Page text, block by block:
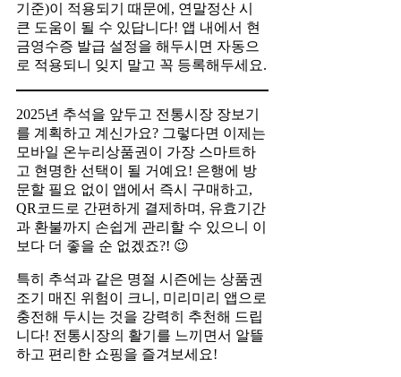
기준)이 적용되기 때문에, 연말정산 시
큰 도움이 될 수 있답니다! 앱 내에서 현
금영수증 발급 설정을 해두시면 자동으
로 적용되니 잊지 말고 꼭 등록해두세요.
2025년 추석을 앞두고 전통시장 장보기
를 계획하고 계신가요? 그렇다면 이제는
모바일 온누리상품권이 가장 스마트하
고 현명한 선택이 될 거예요! 은행에 방
문할 필요 없이 앱에서 즉시 구매하고,
QR코드로 간편하게 결제하며, 유효기간
과 환불까지 손쉽게 관리할 수 있으니 이
보다 더 좋을 순 없겠죠?! 😉
특히 추석과 같은 명절 시즌에는 상품권
조기 매진 위험이 크니, 미리미리 앱으로
충전해 두시는 것을 강력히 추천해 드립
니다! 전통시장의 활기를 느끼면서 알뜰
하고 편리한 쇼핑을 즐겨보세요!